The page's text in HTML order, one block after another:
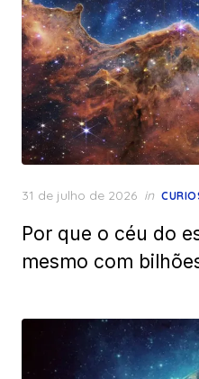
Posted
31 de julho de 2026 in
Por que o céu do
mesmo com